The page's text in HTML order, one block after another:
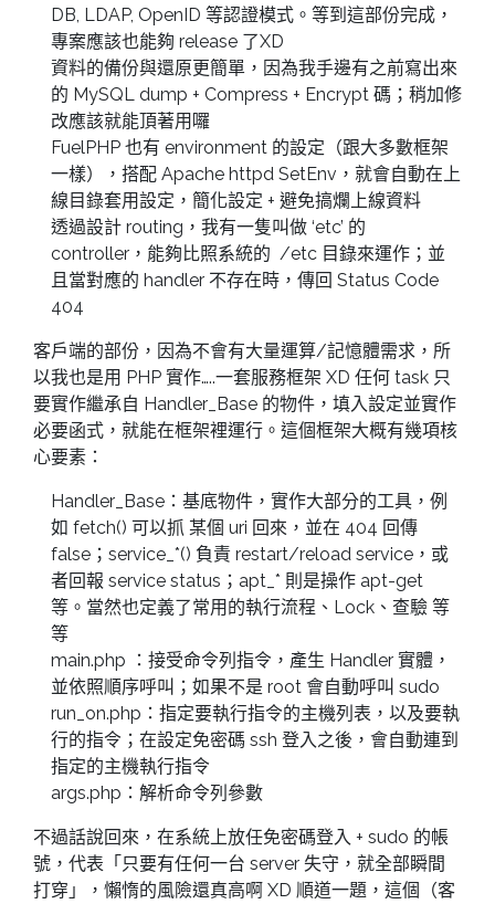
DB, LDAP, OpenID 等認證模式。等到這部份完成，
專案應該也能夠 release 了XD
資料的備份與還原更簡單，因為我手邊有之前寫出來
的 MySQL dump + Compress + Encrypt 碼；稍加修
改應該就能頂著用囉
FuelPHP 也有 environment 的設定（跟大多數框架
一樣），搭配 Apache httpd SetEnv，就會自動在上
線目錄套用設定，簡化設定 + 避免搞爛上線資料
透過設計 routing，我有一隻叫做 ‘etc’ 的
controller，能夠比照系統的 /etc 目錄來運作；並
且當對應的 handler 不存在時，傳回 Status Code
404
客戶端的部份，因為不會有大量運算/記憶體需求，所
以我也是用 PHP 實作…..一套服務框架 XD 任何 task 只
要實作繼承自 Handler_Base 的物件，填入設定並實作
必要函式，就能在框架裡運行。這個框架大概有幾項核
心要素：
Handler_Base：基底物件，實作大部分的工具，例
如 fetch() 可以抓 某個 uri 回來，並在 404 回傳
false；service_*() 負責 restart/reload service，或
者回報 service status；apt_* 則是操作 apt-get
等。當然也定義了常用的執行流程、Lock、查驗 等
等
main.php ：接受命令列指令，產生 Handler 實體，
並依照順序呼叫；如果不是 root 會自動呼叫 sudo
run_on.php：指定要執行指令的主機列表，以及要執
行的指令；在設定免密碼 ssh 登入之後，會自動連到
指定的主機執行指令
args.php：解析命令列參數
不過話說回來，在系統上放任免密碼登入 + sudo 的帳
號，代表「只要有任何一台 server 失守，就全部瞬間
打穿」，懶惰的風險還真高啊 XD 順道一題，這個（客